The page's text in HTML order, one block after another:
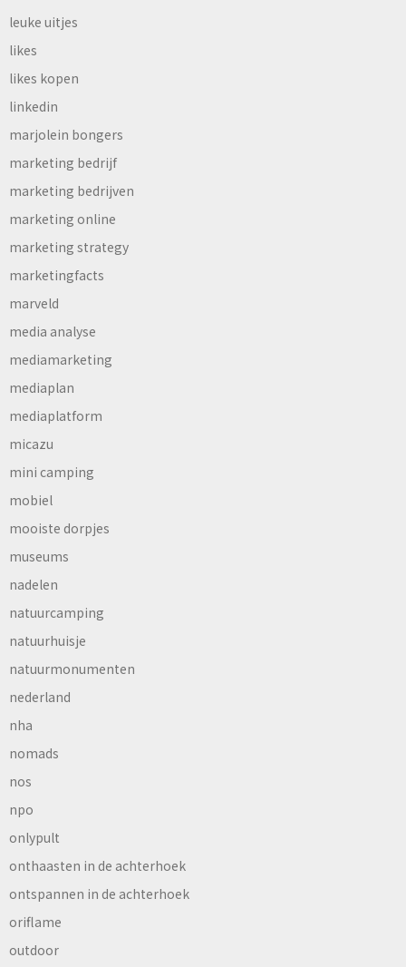
leuke uitjes
likes
likes kopen
linkedin
marjolein bongers
marketing bedrijf
marketing bedrijven
marketing online
marketing strategy
marketingfacts
marveld
media analyse
mediamarketing
mediaplan
mediaplatform
micazu
mini camping
mobiel
mooiste dorpjes
museums
nadelen
natuurcamping
natuurhuisje
natuurmonumenten
nederland
nha
nomads
nos
npo
onlypult
onthaasten in de achterhoek
ontspannen in de achterhoek
oriflame
outdoor